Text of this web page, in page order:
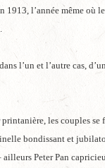
1913, l’année même où le
l’un et l’autre cas,
les couples se
bondissant et
ailleurs Peter Pan